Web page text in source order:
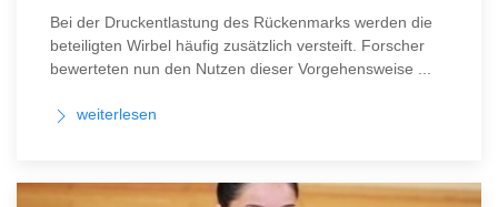
Bei der Druckentlastung des Rückenmarks werden die
beteiligten Wirbel häufig zusätzlich versteift. Forscher
bewerteten nun den Nutzen dieser Vorgehensweise ...
weiterlesen